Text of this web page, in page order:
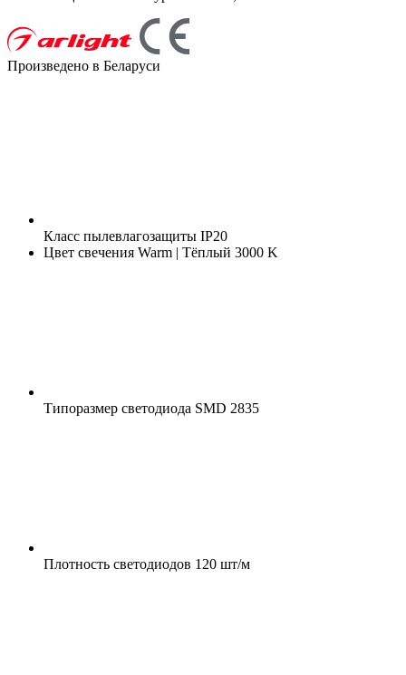
Произведено в Беларуси
Класс пылевлагозащиты IP20
Цвет свечения Warm | Тёплый 3000 K
Типоразмер светодиода SMD 2835
Плотность светодиодов 120 шт/м